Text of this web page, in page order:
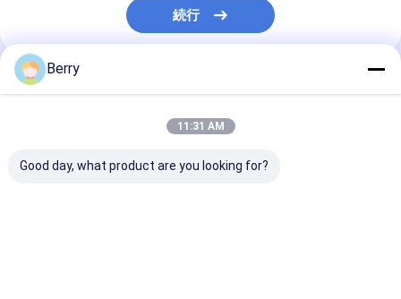
日曜日の陰の帆
パーゴラ オーイング キット
続行
私たちのカテゴリー
Berry
11:31 AM
Good day, what product are you looking for?